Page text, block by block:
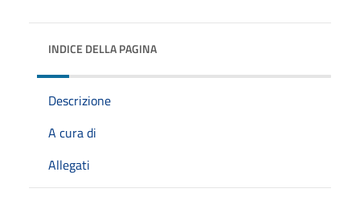
INDICE DELLA PAGINA
Descrizione
A cura di
Allegati